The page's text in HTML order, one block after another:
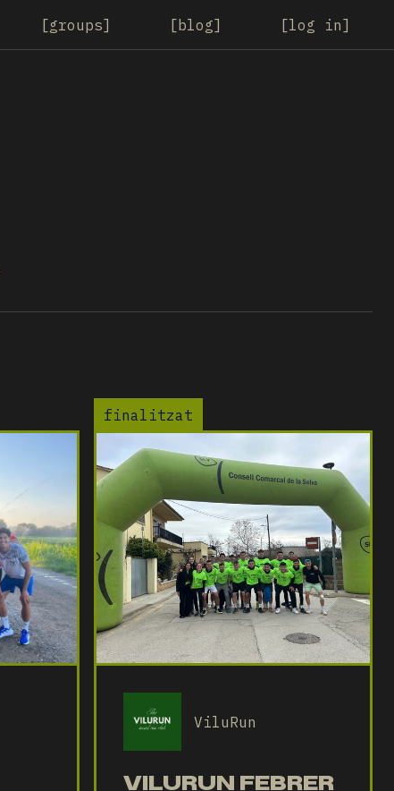
groups blog log in
finalitzat
ViluRun
VILURUN FEBRER